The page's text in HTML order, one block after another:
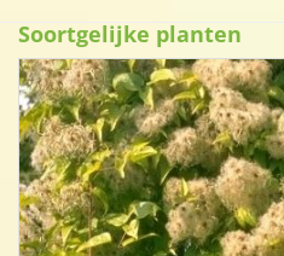
Soortgelijke planten